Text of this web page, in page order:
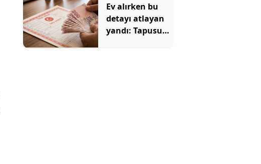
Ev alırken bu
detayı atlayan
yandı: Tapusunu